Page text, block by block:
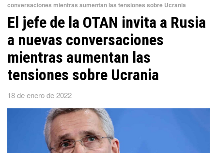
conversaciones mientras aumentan las tensiones sobre Ucrania
El jefe de la OTAN invita a Rusia
a nuevas conversaciones
mientras aumentan las
tensiones sobre Ucrania
18 de enero de 2022